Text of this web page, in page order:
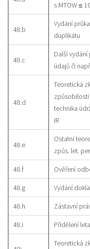
s MTOW ≤
48.b
Vydání
duplikátu
48.c
Další
údajů či
48.d
Teoretická
technika
IR
48.e
Ostatní
způs. let.
48.f Ověření
48.g Vydání
48.h Zástavní
48.i Přidělení
Teoretická